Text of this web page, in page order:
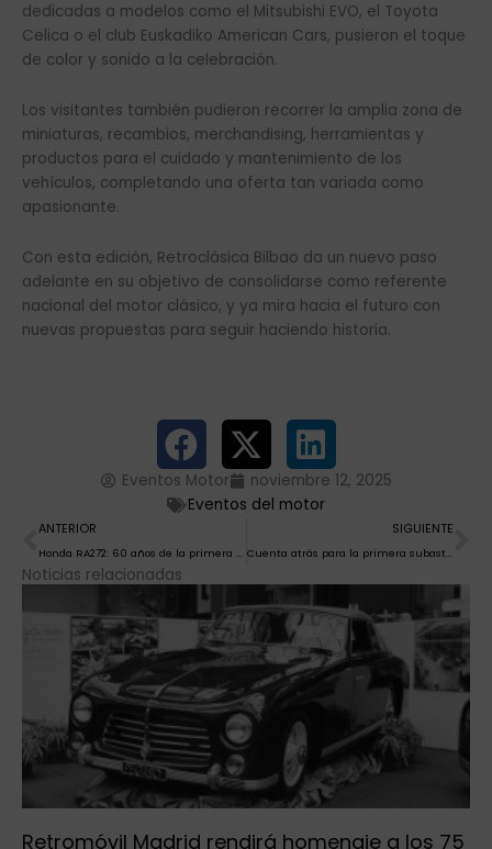
dedicadas a modelos como el Mitsubishi EVO, el Toyota
Celica o el club Euskadiko American Cars, pusieron el toque
de color y sonido a la celebración.
Los visitantes también pudieron recorrer la amplia zona de
miniaturas, recambios, merchandising, herramientas y
productos para el cuidado y mantenimiento de los
vehículos, completando una oferta tan variada como
apasionante.
Con esta edición, Retroclásica Bilbao da un nuevo paso
adelante en su objetivo de consolidarse como referente
nacional del motor clásico, y ya mira hacia el futuro con
nuevas propuestas para seguir haciendo historia.
Eventos Motor
noviembre 12, 2025
Eventos del motor
Ant
ANTERIOR
Honda RA272: 60 años de la primera victoria de un constructor japonés en la F1
SIGUIENTE
Cuenta atrás para la primera subasta Retromóvil Madrid
Noticias relacionadas
Retromóvil Madrid rendirá homenaje a los 75